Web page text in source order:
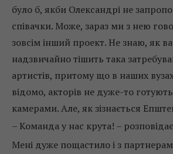
було б, якби Олександрі не
співачки. Може, зараз ми з нею
зовсім інший проект. Не знаю, як
надзвичайно тішить така
артистів, притому що в наших
відомо, акторів не дуже-то готують
камерами. Але, як зізнається
– Команда у нас крута! –
Мені дуже пощастило і з